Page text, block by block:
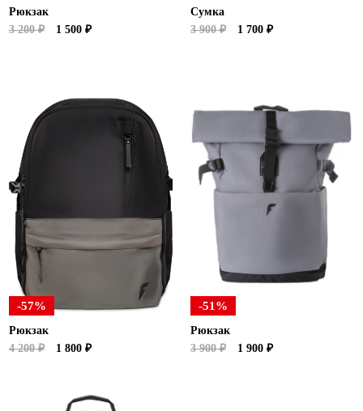
Рюкзак
3 200 ₽
1 500 ₽
Сумка
3 900 ₽
1 700 ₽
-57%
Рюкзак
4 200 ₽
1 800 ₽
-51%
Рюкзак
3 900 ₽
1 900 ₽